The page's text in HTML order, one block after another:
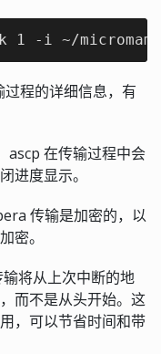
-i ~/
程的详细信息，有
ascp 在传输过程中会
进度显示。
传输是加密的，以
密。
将从上次中断的地
而不是从头开始。这
，可以节省时间和带